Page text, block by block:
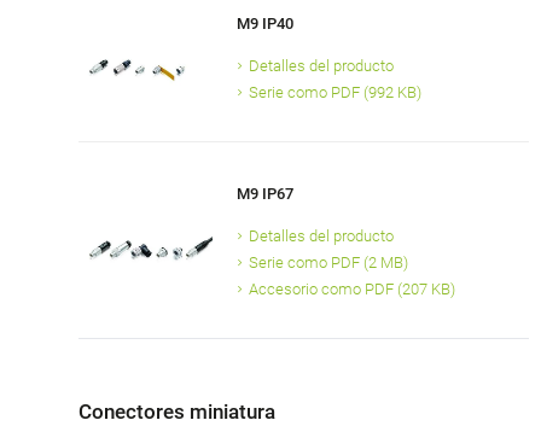
M9 IP40
Detalles del producto
Serie como PDF (992 KB)
M9 IP67
Detalles del producto
Serie como PDF (2 MB)
Accesorio como PDF (207 KB)
Conectores miniatura